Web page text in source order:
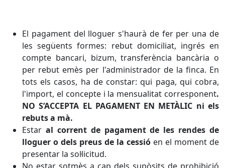
El pagament del lloguer s'haurà de fer per una de
les següents formes: rebut domiciliat, ingrés en
compte bancari, bizum, transferència bancària o
per rebut emès per l'administrador de la finca. En
tots els casos, ha de constar: qui paga, qui cobra,
l'import, el concepte i la mensualitat corresponent.
NO S’ACCEPTA EL PAGAMENT EN METÀLIC ni els
rebuts a mà.
Estar al corrent de pagament de les rendes de
lloguer o dels preus de la cessió en el moment de
presentar la sol·licitud.